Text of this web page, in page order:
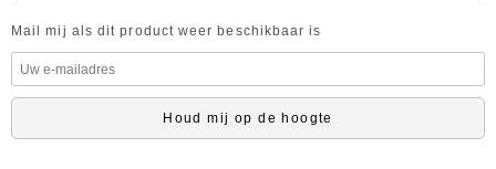
Mail mij als dit product weer beschikbaar is
Houd mij op de hoogte